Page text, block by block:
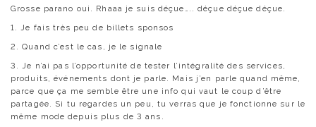
Grosse parano oui. Rhaaa je suis déçue….. déçue déçue déçue.
1. Je fais très peu de billets sponsos
2. Quand c’est le cas, je le signale
3. Je n’ai pas l’opportunité de tester l’intégralité des services,
produits, événements dont je parle. Mais j’en parle quand même,
parce que ça me semble être une info qui vaut le coup d’être
partagée. Si tu regardes un peu, tu verras que je fonctionne sur le
même mode depuis plus de 3 ans.